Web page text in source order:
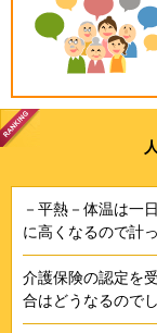
－平熱－体温は一
に高くなるので計
介護保険の認定を
合はどうなるので